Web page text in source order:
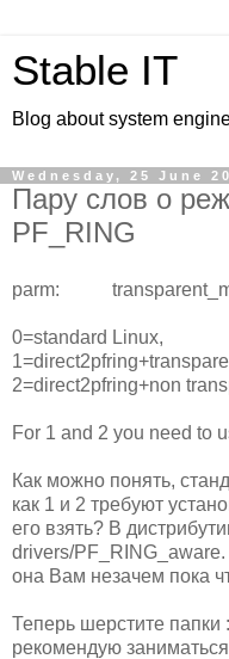
Stable IT
Blog about system
Wednesday, 25 June
Пару слов о
PF_RING
parm:
0=standard Linux,
2=direct2pfring+non
For 1 and 2 you need to
Как можно понять,
как 1 и 2 требуют
его взять? В
drivers/PF_RING_aware.
она Вам незачем пока
Теперь шерстите
рекомендую